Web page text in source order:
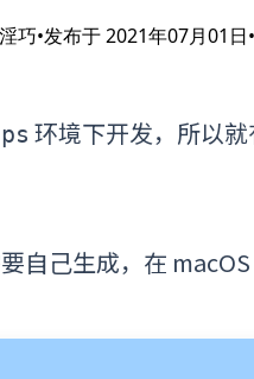
巧•发布于 2021年07月01日•
环境下开发，所以
自己生成，在